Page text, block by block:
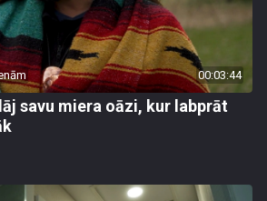
00:03:44
savu miera oāzi, kur labprāt